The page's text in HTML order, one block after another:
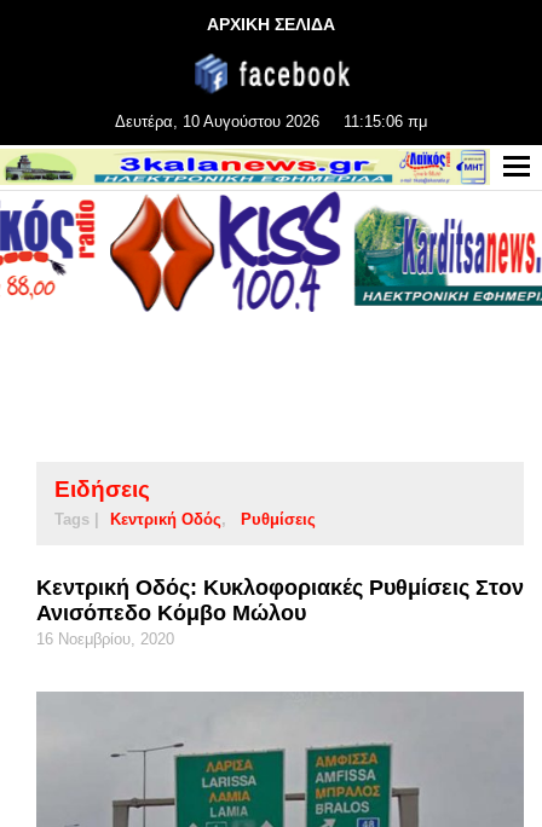
ΑΡΧΙΚΗ ΣΕΛΙΔΑ
Δευτέρα, 10 Αυγούστου 2026 11:15:06 πμ
Ειδήσεις
Tags | Κεντρική Οδός Ρυθμίσεις
Κεντρική Οδός: Κυκλοφοριακές Ρυθμίσεις Στον
Ανισόπεδο Κόμβο Μώλου
16 Νοεμβρίου, 2020